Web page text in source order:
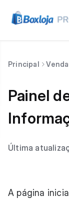
Principal
Painel
Última
A página